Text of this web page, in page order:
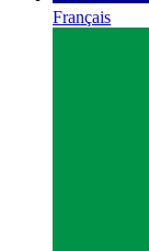
Français